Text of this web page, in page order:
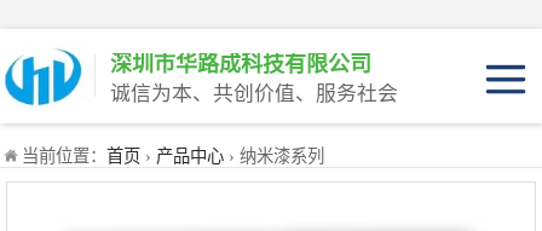
深圳市华路成科技有限公司
诚信为本、共创价值、服务社会
当前位置： 首页 › 产品中心 › 纳米漆系列
产品介绍
产品优势